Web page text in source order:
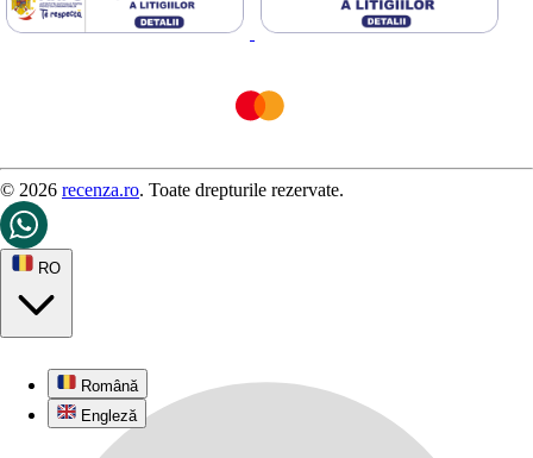
© 2026 recenza.ro. Toate drepturile rezervate.
RO
Română
Engleză